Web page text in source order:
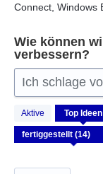
Connect, Windows
Wie können
verbessern?
Ich schlage
Aktive Top Ideen
14
gefundene
Ergebnisse